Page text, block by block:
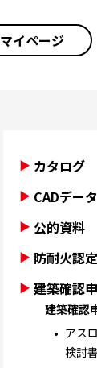
マイページ
カタログ
CADデータ
公的資料
防耐火認
建築確認
建築確認
アス
検討書